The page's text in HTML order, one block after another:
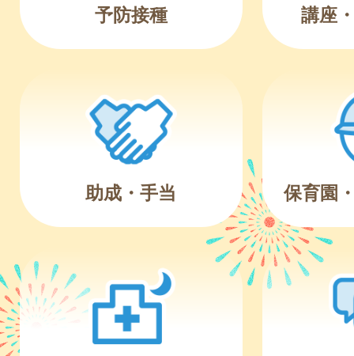
予防接種 講座
助成・手当 保育園